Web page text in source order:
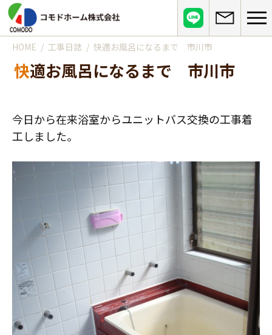
コモドホームについて
コモドホームの特長
挑戦！地域No.1
施工事例
お客様の声
工事日記
実績マンションリスト
お役立ち情報
リフォームに役立つ情報
はじめてのリフォーム
リフォームに必要な知識
リフォームにかかる費用
リフォームの流れ
メディア紹介
介護保険適用の住宅改修について
インフォメーション
会社概要
政府や行政への登録情報
店舗情報
スタッフ紹介
職人募集
お問い合わせ
HOME 工事日誌 快適お風呂になるまで 市川市
快適お風呂になるまで 市川市
今日から在来浴室からユニットバス交換の工事着
工しました。